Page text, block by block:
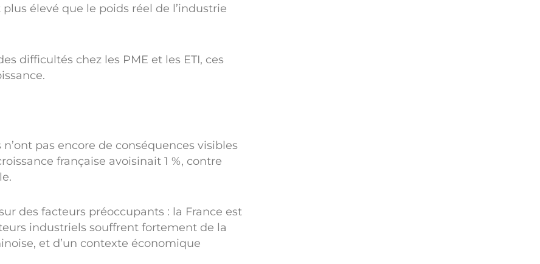
élevé que le poids réel de l’industrie
difficultés chez les PME et les ETI, ces
pas encore de conséquences visibles
française avoisinait 1 %, contre
des facteurs préoccupants : la France est
industriels souffrent fortement de la
et d’un contexte économique